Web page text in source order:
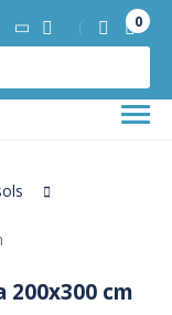
0
200x300 cm